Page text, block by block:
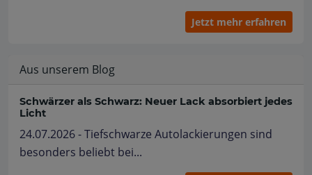
Jetzt mehr erfahren
Aus unserem Blog
Schwärzer als Schwarz: Neuer Lack absorbiert jedes
Licht
24.07.2026 - Tiefschwarze Autolackierungen sind
besonders beliebt bei...